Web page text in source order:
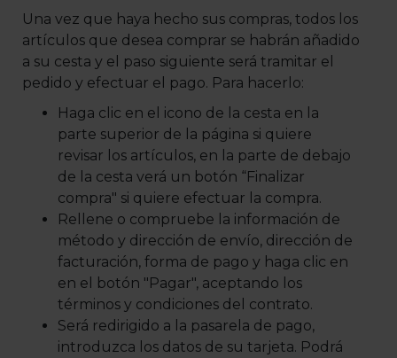
Una vez que haya hecho sus compras, todos los
artículos que desea comprar se habrán añadido
a su cesta y el paso siguiente será tramitar el
pedido y efectuar el pago. Para hacerlo:
Haga clic en el icono de la cesta en la
parte superior de la página si quiere
revisar los artículos, en la parte de debajo
de la cesta verá un botón “Finalizar
compra" si quiere efectuar la compra.
Rellene o compruebe la información de
método y dirección de envío, dirección de
facturación, forma de pago y haga clic en
en el botón "Pagar", aceptando los
términos y condiciones del contrato.
Será redirigido a la pasarela de pago,
introduzca los datos de su tarjeta. Podrá